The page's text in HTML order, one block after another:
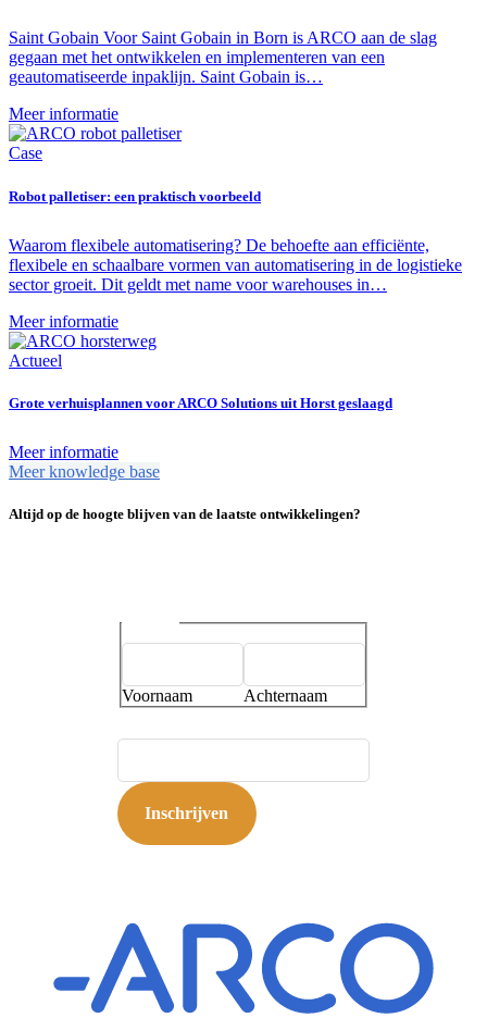
Saint Gobain Voor Saint Gobain in Born is ARCO aan de slag
gegaan met het ontwikkelen en implementeren van een
geautomatiseerde inpaklijn. Saint Gobain is…
Meer informatie
Case
Robot palletiser: een praktisch voorbeeld
Waarom flexibele automatisering? De behoefte aan efficiënte,
flexibele en schaalbare vormen van automatisering in de logistieke
sector groeit. Dit geldt met name voor warehouses in…
Meer informatie
Actueel
Grote verhuisplannen voor ARCO Solutions uit Horst geslaagd
Meer informatie
Meer knowledge base
Altijd op de hoogte blijven van de laatste ontwikkelingen?
Voornaam
Achternaam
Inschrijven